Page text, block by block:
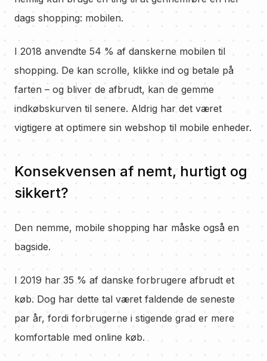
dags shopping: mobilen.
I 2018 anvendte 54 % af danskerne mobilen til
shopping. De kan scrolle, klikke ind og betale på
farten – og bliver de afbrudt, kan de gemme
indkøbskurven til senere. Aldrig har det været
vigtigere at optimere sin webshop til mobile enheder.
Konsekvensen af nemt, hurtigt og
sikkert?
Den nemme, mobile shopping har måske også en
bagside.
I 2019 har 35 % af danske forbrugere afbrudt et
køb. Dog har dette tal været faldende de seneste
par år, fordi forbrugerne i stigende grad er mere
komfortable med online køb.